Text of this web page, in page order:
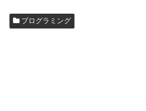
プログラミング